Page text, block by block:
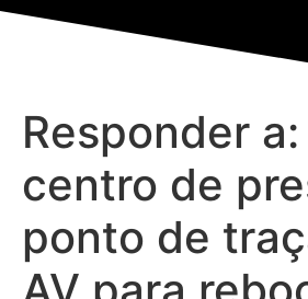
Responder
centro de
ponto de